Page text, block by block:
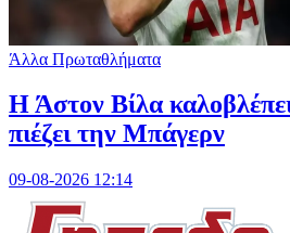
Άλλα Πρωταθλήματα
Η Άστον Βίλα
πιέζει την Μπάγερν
09-08-2026 12:14